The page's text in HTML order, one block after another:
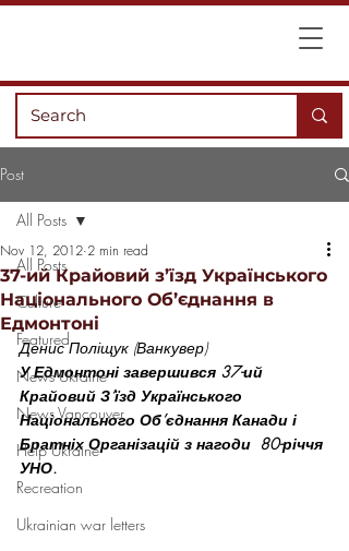
Post
All Posts
Culture
Featured
News Ukraine
News Vancouver
Help Ukraine
Recreation
Ukrainian war letters
All Posts
37-ий Крайовий з’їзд Українського
Національного Об’єднання в
Едмонтоні
Nov 12, 2012 2 min read
Денис Поліщук (Ванкувер)
У Едмонтоні завершився 37-ий
Крайовий З’їзд Українського
Національного Об’єднання Канади і
Братніх Організацій з нагоди  80-річчя
УНО.